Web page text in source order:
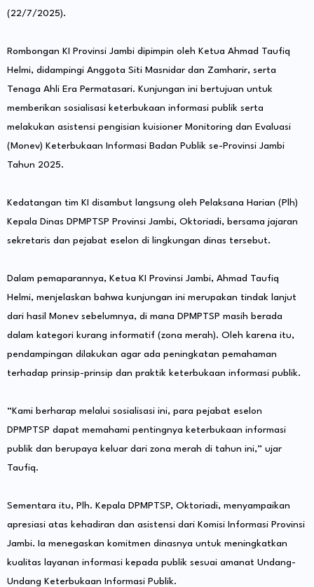
(22/7/2025).
Rombongan KI Provinsi Jambi dipimpin oleh Ketua Ahmad Taufiq
Helmi, didampingi Anggota Siti Masnidar dan Zamharir, serta
Tenaga Ahli Era Permatasari. Kunjungan ini bertujuan untuk
memberikan sosialisasi keterbukaan informasi publik serta
melakukan asistensi pengisian kuisioner Monitoring dan Evaluasi
(Monev) Keterbukaan Informasi Badan Publik se-Provinsi Jambi
Tahun 2025.
Kedatangan tim KI disambut langsung oleh Pelaksana Harian (Plh)
Kepala Dinas DPMPTSP Provinsi Jambi, Oktoriadi, bersama jajaran
sekretaris dan pejabat eselon di lingkungan dinas tersebut.
Dalam pemaparannya, Ketua KI Provinsi Jambi, Ahmad Taufiq
Helmi, menjelaskan bahwa kunjungan ini merupakan tindak lanjut
dari hasil Monev sebelumnya, di mana DPMPTSP masih berada
dalam kategori kurang informatif (zona merah). Oleh karena itu,
pendampingan dilakukan agar ada peningkatan pemahaman
terhadap prinsip-prinsip dan praktik keterbukaan informasi publik.
“Kami berharap melalui sosialisasi ini, para pejabat eselon
DPMPTSP dapat memahami pentingnya keterbukaan informasi
publik dan berupaya keluar dari zona merah di tahun ini,” ujar
Taufiq.
Sementara itu, Plh. Kepala DPMPTSP, Oktoriadi, menyampaikan
apresiasi atas kehadiran dan asistensi dari Komisi Informasi Provinsi
Jambi. Ia menegaskan komitmen dinasnya untuk meningkatkan
kualitas layanan informasi kepada publik sesuai amanat Undang-
Undang Keterbukaan Informasi Publik.